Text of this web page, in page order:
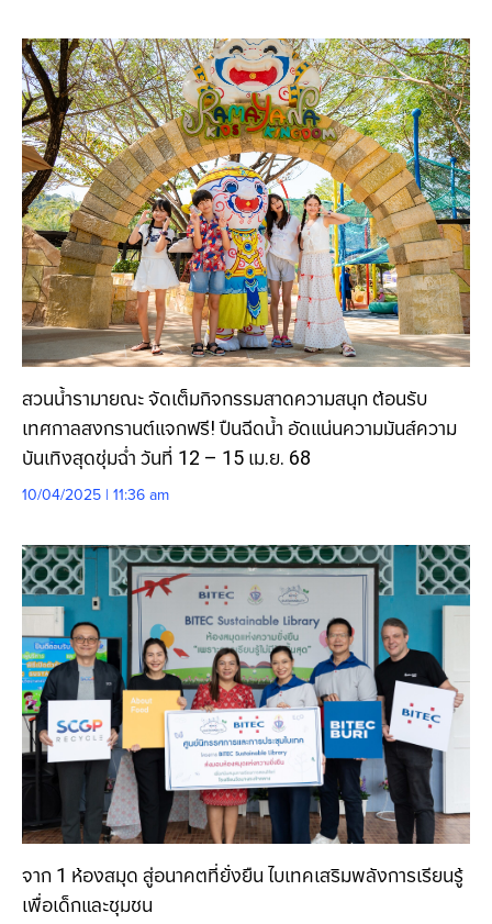
สวนน้ำรามายณะ จัดเต็มกิจกรรมสาดความสนุก ต้อนรับ
เทศกาลสงกรานต์แจกฟรี! ปืนฉีดน้ำ อัดแน่นความมันส์ความ
บันเทิงสุดชุ่มฉ่ำ วันที่ 12 – 15 เม.ย. 68
10/04/2025 | 11:36 am
จาก 1 ห้องสมุด สู่อนาคตที่ยั่งยืน ไบเทคเสริมพลังการเรียนรู้
เพื่อเด็กและชุมชน